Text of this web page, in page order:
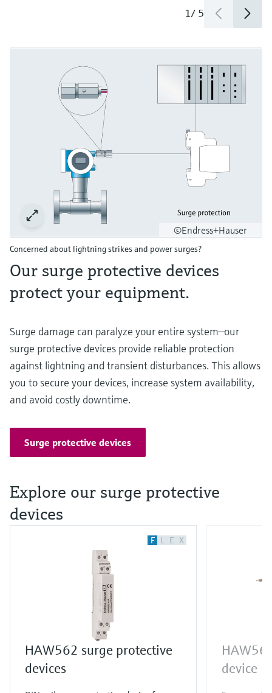
1/ 5
©Endress+Hauser
Concerned about lightning strikes and power surges?
Our surge protective devices
protect your equipment.
Surge damage can paralyze your entire system—our
surge protective devices provide reliable protection
against lightning and transient disturbances. This allows
you to secure your devices, increase system availability,
and avoid costly downtime.
Surge protective devices
Explore our surge protective
devices
F L E X
HAW562 surge protective
devices
device